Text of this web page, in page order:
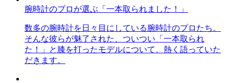
腕時計のプロが選ぶ「一本取られました！」
数多の腕時計を日々目にしている腕時計のプロたち。
そんな彼らが魅了された、ついつい「一本取られ
た！」と膝を打ったモデルについて、熱く語っていた
だきます。